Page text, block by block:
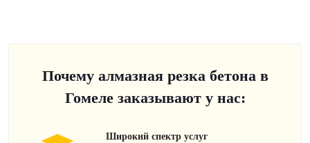
Почему алмазная резка бетона в
Гомеле заказывают у нас:
Широкий спектр услуг